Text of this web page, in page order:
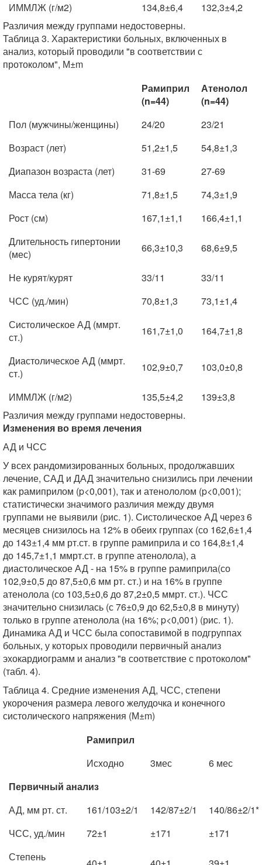
ИММЛЖ (г/м2) 134,8±6,4
132,3±4,2
Различия между группами недостоверны.
Таблица 3. Характеристики больных, включенных в
анализ, который проводили "в соответствии с
протоколом", М±m
Рамиприл
(n=44)
Атенолол
(n=44)
Пол (мужчины/женщины)
24/20
23/21
Возраст (лет)
51,2±1,5
54,8±1,3
Диапазон возраста (лет)
31-69
27-69
Масса тела (кг)
71,8±1,5
74,3±1,9
Рост (см)
167,1±1,1
166,4±1,1
Длительность гипертонии
(мес)
66,3±10,3 68,6±9,5
Не курят/курят 33/11
33/11
ЧСС (уд./мин)
70,8±1,3
73,1±1,4
Систолическое АД (ммрт.
ст.)
161,7±1,0 164,7±1,8
Диастолическое АД (ммрт.
ст.)
102,9±0,7 103,0±0,8
ИММЛЖ (г/м2) 135,5±4,2
139±3,8
Различия между группами недостоверны.
Изменения во время лечения
АД и ЧСС
У всех рандомизированных больных, продолжавших
лечение, САД и ДАД значительно снизились при лечении
как рамиприлом (p<0,001), так и атенололом (p<0,001);
статистически значимого различия между двумя
группами не выявили (рис. 1). Систолическое АД через 6
месяцев снизилось на 12% в обеих группах (со 162,6±1,4
до 143±1,4 мм рт.ст. в группе рамиприла и со 164,8±1,4
до 145,7±1,1 ммрт.ст. в группе атенолола), а
диастолическое АД - на 15% в группе рамиприла(со
102,9±0,5 до 87,5±0,6 мм рт. ст.) и на 16% в группе
атенолола (со 103,5±0,6 до 87,2±0,5 ммрт. ст.). ЧСС
значительно снизилась (с 76±0,9 до 62,5±0,8 в минуту)
только в группе атенолола (на 16%; p<0,001) (рис. 1).
Динамика АД и ЧСС была сопоставимой в подгруппах
больных, у которых проводили первичный анализ
эхокардиограмм и анализ "в соответствие с протоколом"
(табл. 4).
Таблица 4. Средние изменения АД, ЧСС, степени
укорочения размера левого желудочка и конечного
систолического напряжения (М±m)
Рамиприл
Исходно
3мес
6 мес
Первичный анализ
АД, мм рт. ст.
161/103±2/1 142/87±2/1
140/86±2/1*
ЧСС, уд./мин
72±1 ±171
±171
Степень